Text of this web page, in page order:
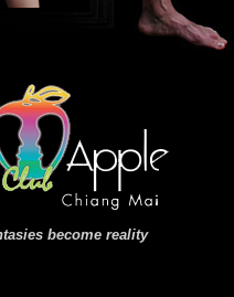
become reality